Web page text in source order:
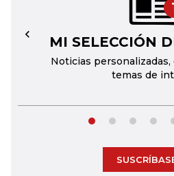
MI SELECCIÓN
Noticias personalizadas,
temas de
←